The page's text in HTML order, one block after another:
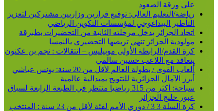
على ورقة الصعود
رياضة/التعليم العالي: توقيع قرارين وزاريين مشتركين لتعزيز
التأطير البيداغوجي لمؤسسات التكوين الرياضي
اتحاد الجزائر يدخل مرحلته الثانية من التحضيرات بطبرقة
مولودية الجزائر تنهي تربصها التحضيري بالنمسا
كرة القدم/الرابطة الأولى موبيليس – انتقالات : نجم بن عكنون
يتعاقد مع اللاعب حسين سالمي
ألعاب القوى / بطولة العالم لأقل من 20 سنة: يونس عياشي
أبرز الآمال الجزائرية للتتويج بميدالية عالمية
سباحة: أكثر من 315 رياضيا منتظر في الطبعة الرابعة لسباق
عبور خليج الجزائر
كرة السلة 3 3 / دوري الأمم لفئة لأقل من 23 سنة : المنتخب